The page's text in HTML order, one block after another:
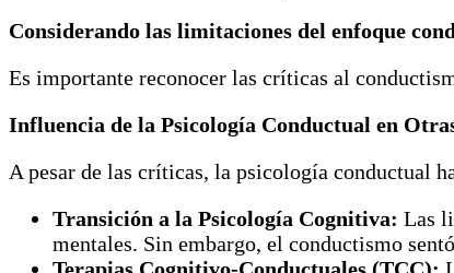
Considerando las limitaciones del enfoque
Es importante reconocer las críticas al
Influencia de la Psicología Conductual en
A pesar de las críticas, la psicología conductual
Transición a la Psicología Cognitiva: Las
mentales. Sin embargo, el conductismo
Terapias Cognitivo-Conductuales (TCC):